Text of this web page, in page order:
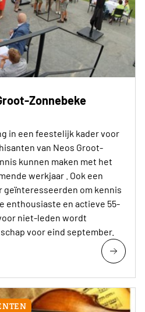
Zonnebeke
in een feestelijk kader voor
van Neos Groot-
kunnen maken met het
werkjaar . Ook een
geïnteresseerden om kennis
enthousiaste en actieve 55-
niet-leden wordt
voor eind september.